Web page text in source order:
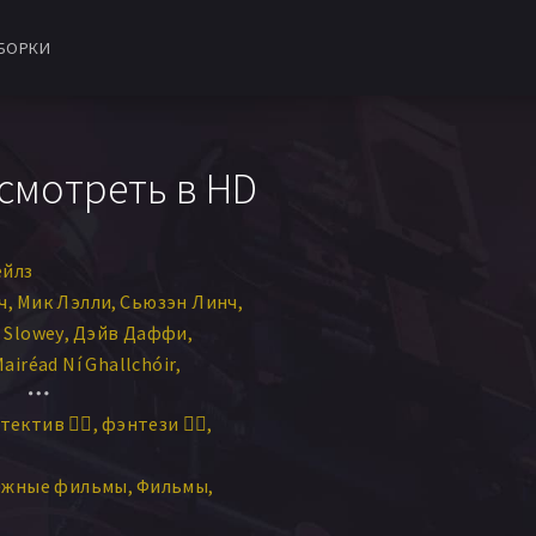
в HD
Мик Лэлли Сьюзэн Линч
Дэйв Даффи
Ní Ghallchóir
Рубини
Бирн
MacCarthaigh
🕵️‍♂️ фэнтези 🧝‍♂️
фильмы Фильмы